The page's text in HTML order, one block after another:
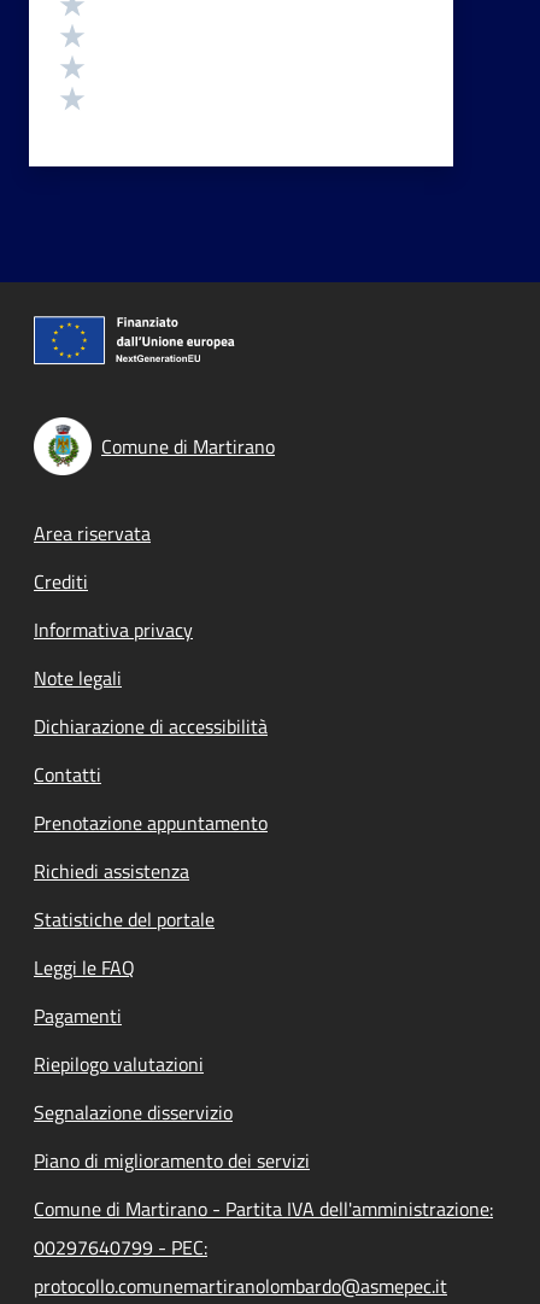
Comune di Martirano
Footer menu
Area riservata
Crediti
Informativa privacy
Note legali
Dichiarazione di accessibilità
Contatti
Prenotazione appuntamento
Richiedi assistenza
Statistiche del portale
Leggi le FAQ
Pagamenti
Riepilogo valutazioni
Segnalazione disservizio
Piano di miglioramento dei servizi
Comune di Martirano - Partita IVA dell'amministrazione:
00297640799 - PEC:
protocollo.comunemartiranolombardo@asmepec.it